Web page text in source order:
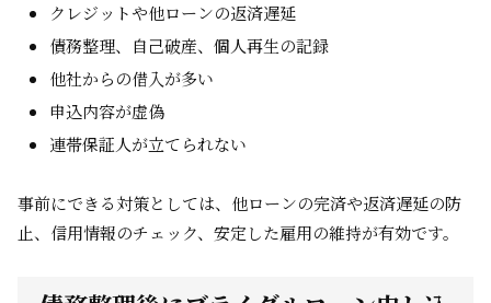
クレジットや他ローンの返済遅延
債務整理、自己破産、個人再生の記録
他社からの借入が多い
申込内容が虚偽
連帯保証人が立てられない
事前にできる対策としては、他ローンの完済や返済遅延の防
止、信用情報のチェック、安定した雇用の維持が有効です。